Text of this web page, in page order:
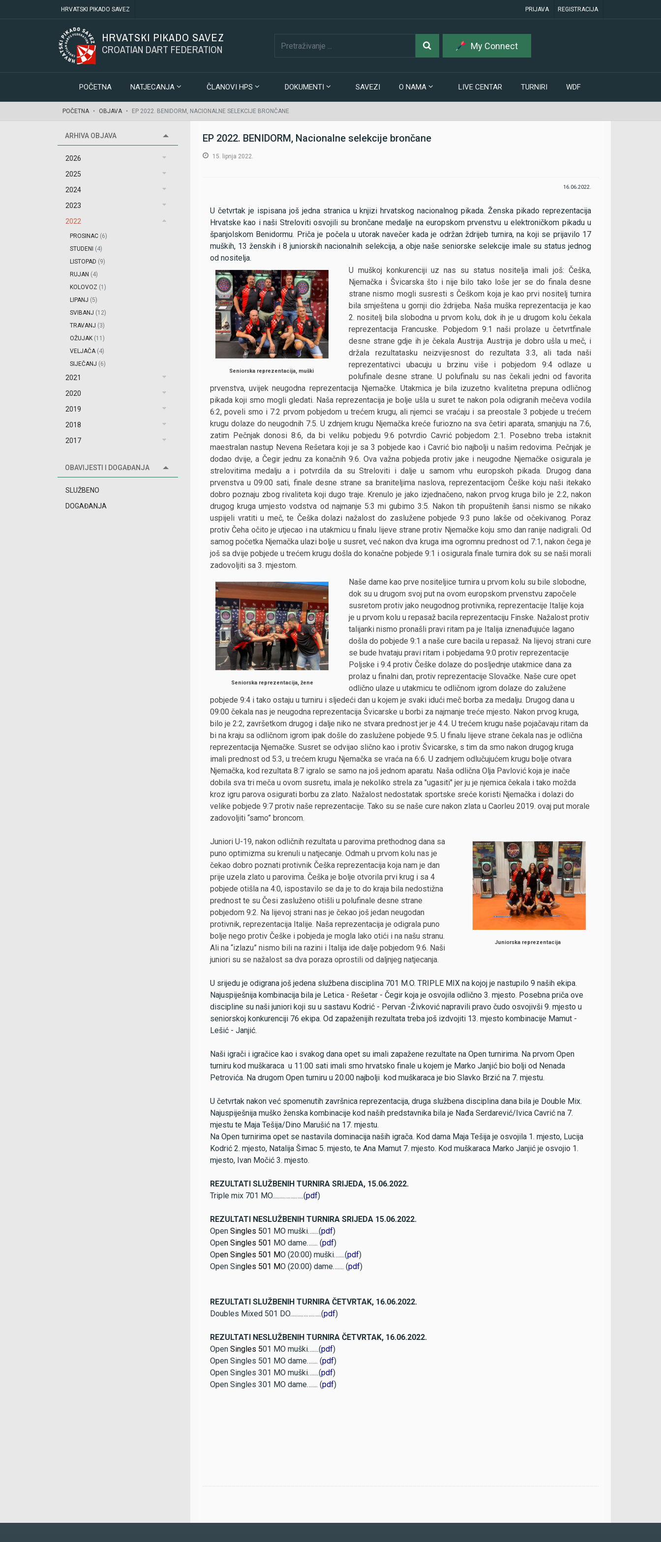
HRVATSKI PIKADO SAVEZ PRIJAVA REGISTRACIJA
HRVATSKI PIKADO SAVEZ
CROATIAN DART FEDERATION My Connect
POČETNA NATJECANJA ČLANOVI HPS DOKUMENTI SAVEZI O NAMA LIVE CENTAR TURNIRI WDF
POČETNA OBJAVA EP 2022. BENIDORM, NACIONALNE SELEKCIJE BRONČANE
ARHIVA OBJAVA
2026
2025
2024
2023
2022
PROSINAC (6)
STUDENI (4)
LISTOPAD (9)
RUJAN (4)
KOLOVOZ (1)
LIPANJ (5)
SVIBANJ (12)
TRAVANJ (3)
OŽUJAK (11)
VELJAČA (4)
SIJEČANJ (6)
2021
2020
2019
2018
2017
OBAVIJESTI I DOGAĐANJA
SLUŽBENO
DOGAĐANJA
EP 2022. BENIDORM, Nacionalne selekcije brončane
15. lipnja 2022.
16.06.2022.
U četvrtak je ispisana još jedna stranica u knjizi hrvatskog nacionalnog pikada. Ženska pikado reprezentacija
Hrvatske kao i naši Streloviti osvojili su brončane medalje na europskom prvenstvu u elektroničkom pikadu u
španjolskom Benidormu. Priča je počela u utorak navečer kada je održan ždrijeb turnira, na koji se prijavilo 17
muških, 13 ženskih i 8 juniorskih nacionalnih selekcija, a obje naše seniorske selekcije imale su status jednog
od nositelja.
Seniorska reprezentacija, muški
U muškoj konkurenciji uz nas su status nositelja imali još: Češka,
Njemačka i Švicarska što i nije bilo tako loše jer se do finala desne
strane nismo mogli susresti s Češkom koja je kao prvi nositelj turnira
bila smještena u gornji dio ždrijeba. Naša muška reprezentacija je kao
2. nositelj bila slobodna u prvom kolu, dok ih je u drugom kolu čekala
reprezentacija Francuske. Pobjedom 9:1 naši prolaze u četvrtfinale
desne strane gdje ih je čekala Austrija. Austrija je dobro ušla u meč, i
držala rezultatasku neizvijesnost do rezultata 3:3, ali tada naši
reprezentativci ubacuju u brzinu više i pobjedom 9:4 odlaze u
polufinale desne strane. U polufinalu su nas čekali jedni od favorita
prvenstva, uvijek neugodna reprezentacija Njemačke. Utakmica je bila izuzetno kvalitetna prepuna odličnog
pikada koji smo mogli gledati. Naša reprezentacija je bolje ušla u suret te nakon pola odigranih mečeva vodila
6:2, poveli smo i 7:2 prvom pobjedom u trećem krugu, ali njemci se vraćaju i sa preostale 3 pobjede u trećem
krugu dolaze do neugodnih 7:5. U zdnjem krugu Njemačka kreće furiozno na sva četiri aparata, smanjuju na 7:6,
zatim Pečnjak donosi 8:6, da bi veliku pobjedu 9:6 potvrdio Cavrić pobjedom 2:1. Posebno treba istaknit
maestralan nastup Nevena Rešetara koji je sa 3 pobjede kao i Cavrić bio najbolji u našim redovima. Pečnjak je
dodao dvije, a Čegir jednu za konačnih 9:6. Ova važna pobjeda protiv jake i neugodne Njemačke osigurala je
strelovitima medalju a i potvrdila da su Streloviti i dalje u samom vrhu europskoh pikada. Drugog dana
prvenstva u 09:00 sati, finale desne strane sa braniteljima naslova, reprezentacijom Češke koju naši itekako
dobro poznaju zbog rivaliteta koji dugo traje. Krenulo je jako izjednačeno, nakon prvog kruga bilo je 2:2, nakon
drugog kruga umjesto vodstva od najmanje 5:3 mi gubimo 3:5. Nakon tih propuštenih šansi nismo se nikako
uspijeli vratiti u meč, te Češka dolazi nažalost do zaslužene pobjede 9:3 puno lakše od očekivanog. Poraz
protiv Čeha očito je utjecao i na utakmicu u finalu lijeve strane protiv Njemačke koju smo dan ranije nadigrali. Od
samog početka Njemačka ulazi bolje u susret, već nakon dva kruga ima ogromnu prednost od 7:1, nakon čega je
još sa dvije pobjede u trećem krugu došla do konačne pobjede 9:1 i osigurala finale turnira dok su se naši morali
zadovoljiti sa 3. mjestom.
Seniorska reprezentacija, žene
Naše dame kao prve nositeljice turnira u prvom kolu su bile slobodne,
dok su u drugom svoj put na ovom europskom prvenstvu započele
susretom protiv jako neugodnog protivnika, reprezentacije Italije koja
je u prvom kolu u repasaž bacila reprezentaciju Finske. Nažalost protiv
talijanki nismo pronašli pravi ritam pa je Italija iznenađujuće lagano
došla do pobjede 9:1 a naše cure bacila u repasaž. Na lijevoj strani cure
se bude hvataju pravi ritam i pobjedama 9:0 protiv reprezentacije
Poljske i 9:4 protiv Češke dolaze do posljednje utakmice dana za
prolaz u finalni dan, protiv reprezentacije Slovačke. Naše cure opet
odlično ulaze u utakmicu te odličnom igrom dolaze do zalužene
pobjede 9:4 i tako ostaju u turniru i sljedeći dan u kojem je svaki idući meč borba za medalju. Drugog dana u
09:00 čekala nas je neugodna reprezentacija Švicarske u borbi za najmanje treće mjesto. Nakon prvog kruga,
bilo je 2:2, završetkom drugog i dalje niko ne stvara prednost jer je 4:4. U trećem krugu naše pojačavaju ritam da
bi na kraju sa odličnom igrom ipak došle do zaslužene pobjede 9:5. U finalu lijeve strane čekala nas je odlična
reprezentacija Njemačke. Susret se odvijao slično kao i protiv Švicarske, s tim da smo nakon drugog kruga
imali prednost od 5:3, u trećem krugu Njemačka se vraća na 6:6. U zadnjem odlučujućem krugu bolje otvara
Njemačka, kod rezultata 8:7 igralo se samo na još jednom aparatu. Naša odlična Olja Pavlović koja je inače
dobila sva tri meča u ovom susretu, imala je nekoliko strela za "ugasiti" jer ju je njemica čekala i tako možda
kroz igru parova osigurati borbu za zlato. Nažalost nedostatak sportske sreće koristi Njemačka i dolazi do
velike pobjede 9:7 protiv naše reprezentacije. Tako su se naše cure nakon zlata u Caorleu 2019. ovaj put morale
zadovoljiti “samo” broncom.
Juniorska reprezentacija
Juniori U-19, nakon odličnih rezultata u parovima prethodnog dana sa
puno optimizma su krenuli u natjecanje. Odmah u prvom kolu nas je
čekao dobro poznati protivnik Češka reprezentacija koja nam je dan
prije uzela zlato u parovima. Češka je bolje otvorila prvi krug i sa 4
pobjede otišla na 4:0, ispostavilo se da je to do kraja bila nedostižna
prednost te su Česi zasluženo otišli u polufinale desne strane
pobjedom 9:2. Na lijevoj strani nas je čekao još jedan neugodan
protivnik, reprezentacija Italije. Naša reprezentacija je odigrala puno
bolje nego protiv Češke i pobjeda je mogla lako otići i na našu stranu.
Ali na “izlazu” nismo bili na razini i Italija ide dalje pobjedom 9:6. Naši
juniori su se nažalost sa dva poraza oprostili od daljnjeg natjecanja.
U srijedu je odigrana još jedena službena disciplina 701 M.O. TRIPLE MIX na kojoj je nastupilo 9 naših ekipa.
Najuspiješnija kombinacija bila je Letica - Rešetar - Čegir koja je osvojila odlično 3. mjesto. Posebna priča ove
discipline su naši juniori koji su u sastavu Kodrić - Pervan -Živković napravili pravo čudo osvojivši 9. mjesto u
seniorskoj konkurenciji 76 ekipa. Od zapaženijih rezultata treba još izdvojiti 13. mjesto kombinacije Mamut -
Lešić - Janjić.
Naši igrači i igračice kao i svakog dana opet su imali zapažene rezultate na Open turnirima. Na prvom Open
turniru kod muškaraca u 11:00 sati imali smo hrvatsko finale u kojem je Marko Janjić bio bolji od Nenada
Petrovića. Na drugom Open turniru u 20:00 najbolji kod muškaraca je bio Slavko Brzić na 7. mjestu.
U četvrtak nakon već spomenutih završnica reprezentacija, druga službena disciplina dana bila je Double Mix.
Najuspiješnija muško ženska kombinacije kod naših predstavnika bila je Nađa Serdarević/Ivica Cavrić na 7.
mjestu te Maja Tešija/Dino Marušić na 17. mjestu.
Na Open turnirima opet se nastavila dominacija naših igrača. Kod dama Maja Tešija je osvojila 1. mjesto, Lucija
Kodrić 2. mjesto, Natalija Šimac 5. mjesto, te Ana Mamut 7. mjesto. Kod muškaraca Marko Janjić je osvojio 1.
mjesto, Ivan Močić 3. mjesto.
REZULTATI SLUŽBENIH TURNIRA SRIJEDA, 15.06.2022.
Triple mix 701 MO........…….…..(pdf)
REZULTATI NESLUŽBENIH TURNIRA SRIJEDA 15.06.2022.
Open Singles 501 MO muški…....(pdf)
Open Singles 501 MO dame….... (pdf)
Open Singles 501 MO (20:00) muški…....(pdf)
Open Singles 501 MO (20:00) dame….... (pdf)
REZULTATI SLUŽBENIH TURNIRA ČETVRTAK, 16.06.2022.
Doubles Mixed 501 DO........…….…..(pdf)
REZULTATI NESLUŽBENIH TURNIRA ČETVRTAK, 16.06.2022.
Open Singles 501 MO muški…....(pdf)
Open Singles 501 MO dame….... (pdf)
Open Singles 301 MO muški…....(pdf)
Open Singles 301 MO dame….... (pdf)